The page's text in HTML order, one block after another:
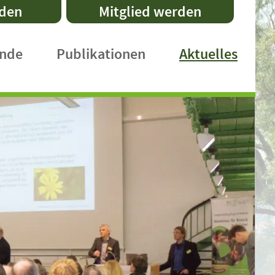
Mitglied werden
Publikationen
DVL-Schriftenreihe
Fachpublikationen
Praxishefte
International Publications
DVL-Rundbrief
Aktuelles